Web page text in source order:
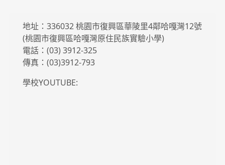
地址：336032 桃園市復興區華陵里4鄰哈嘎灣12號
(桃園市復興區哈嘎灣原住民族實驗小學)
電話：(03) 3912-325
傳真：(03)3912-793
學校YOUTUBE: